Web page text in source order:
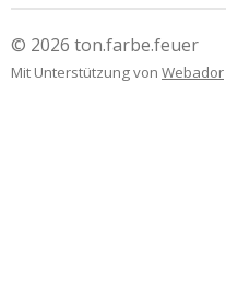
© 2026 ton.farbe.feuer
Mit Unterstützung von Webador